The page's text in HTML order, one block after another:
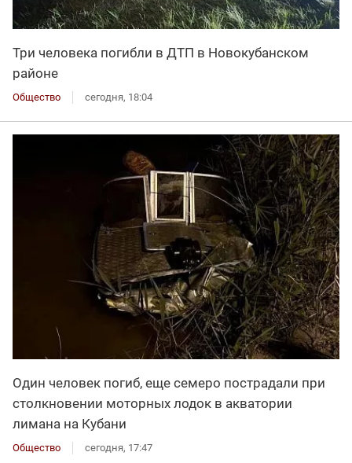
Три человека погибли в ДТП в Новокубанском
районе
Общество сегодня, 18:04
Один человек погиб, еще семеро пострадали при
столкновении моторных лодок в акватории
лимана на Кубани
Общество сегодня, 17:47